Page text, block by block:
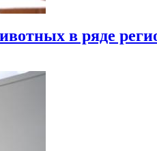
в ряде